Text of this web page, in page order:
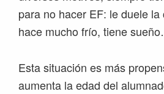
para no hacer EF: le duele
hace mucho frío, tiene
Esta situación es más
aumenta la edad del